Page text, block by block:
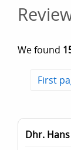
We found
First
Dhr.